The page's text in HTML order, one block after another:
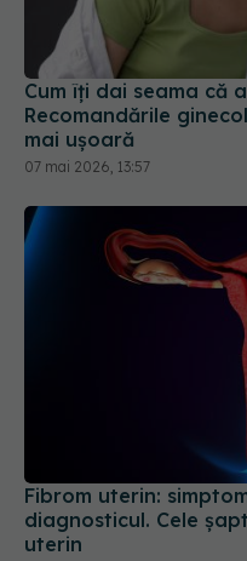
Cum îți dai seama că
Recomandările
mai ușoară
07 mai 2026, 13:57
Fibrom uterin:
16 aug 2024, 13:50